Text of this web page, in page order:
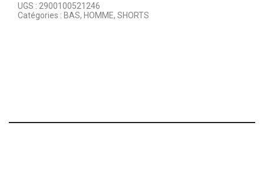
UGS : 2900100521246
Catégories : BAS, HOMME, SHORTS